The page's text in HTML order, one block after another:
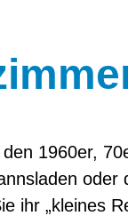
1960er,
oder
ihr „kleines